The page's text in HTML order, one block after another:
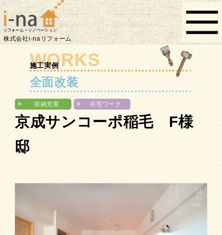
株式会社i-naリフォーム
WORKS
施工実例
全面改装
▶︎ 収納充実 ▶︎ 在宅ワーク
京成サンコーポ稲毛 F様
邸